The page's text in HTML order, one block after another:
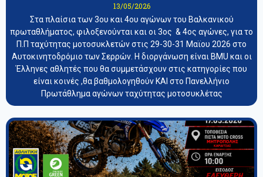
13/05/2026
Στα πλαίσια των 3ου και 4ου αγώνων του Βαλκανικού
πρωταθλήματος, φιλοξενούνται και οι 3ος & 4ος αγώνες, για το
Π.Π ταχύτητας μοτοσυκλετών στις 29-30-31 Μαϊου 2026 στο
Αυτοκινητοδρόμιο των Σερρών. Η διοργάνωση είναι BMU και οι
Έλληνες αθλητές που θα συμμετάσχουν στις κατηγορίες που
είναι κοινές ,θα βαθμολογηθούν ΚΑΙ στο Πανελλήνιο
Πρωτάθλημα αγώνων ταχύτητας μοτοσυκλέτας